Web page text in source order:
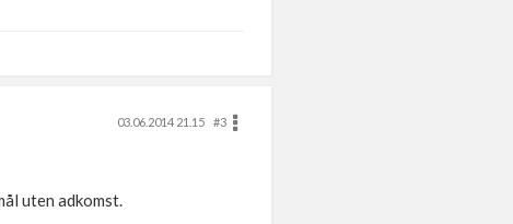
03.06.2014 21.15
#3
uten adkomst.